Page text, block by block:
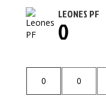
LEONES PF
0
0 0